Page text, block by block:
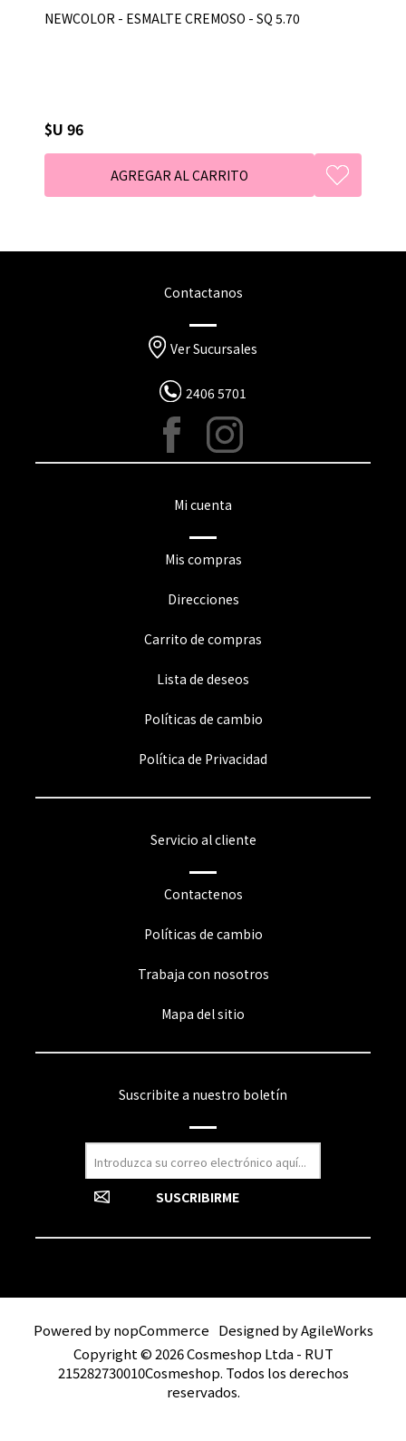
NEWCOLOR - ESMALTE CREMOSO - SQ 5.70
$U 96
Contactanos
Ver Sucursales
2406 5701
Mi cuenta
Mis compras
Direcciones
Carrito de compras
Lista de deseos
Políticas de cambio
Política de Privacidad
Servicio al cliente
Contactenos
Políticas de cambio
Trabaja con nosotros
Mapa del sitio
Suscribite a nuestro boletín
Powered bynopCommerce Designed byAgileWorks
Copyright © 2026 Cosmeshop Ltda - RUT
215282730010Cosmeshop. Todos los derechos
reservados.